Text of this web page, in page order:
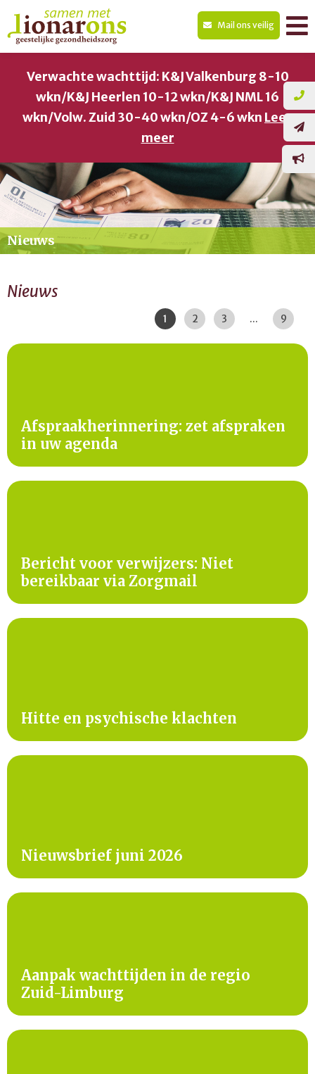
Mail ons veilig
Verwachte wachttijd: K&J Valkenburg 8-10
wkn/K&J Heerlen 10-12 wkn/K&J NML 16
wkn/Volw. Zuid 30-40 wkn/OZ 4-6 wkn Lees
meer
Nieuws
Nieuws
1 2 3 ... 9
Afspraakherinnering: zet afspraken
in uw agenda
Bericht voor verwijzers: Niet
bereikbaar via Zorgmail
Hitte en psychische klachten
Nieuwsbrief juni 2026
Aanpak wachttijden in de regio
Zuid-Limburg